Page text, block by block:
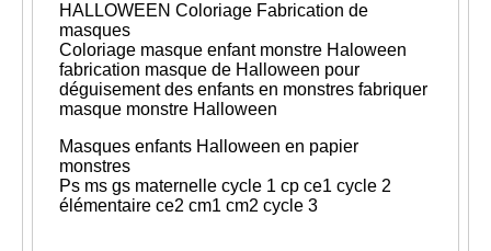
HALLOWEEN Coloriage Fabrication de
masques
Coloriage masque enfant monstre Haloween
fabrication masque de Halloween pour
déguisement des enfants en monstres fabriquer
masque monstre Halloween
Masques enfants Halloween en papier
monstres
Ps ms gs maternelle cycle 1 cp ce1 cycle 2
élémentaire ce2 cm1 cm2 cycle 3